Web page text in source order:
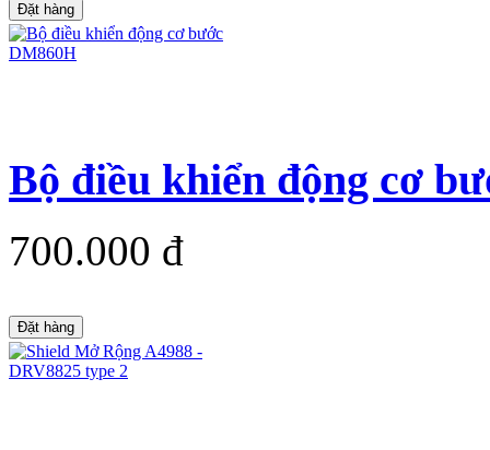
Đặt hàng
Bộ điều khiển động cơ
700.000 đ
Đặt hàng